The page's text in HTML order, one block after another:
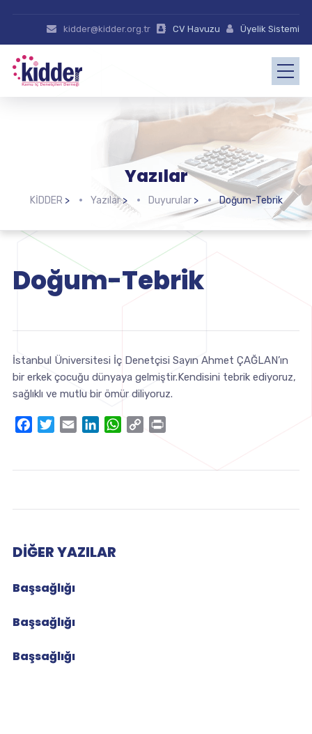
kidder@kidder.org.tr CV Havuzu Üyelik Sistemi
Yazılar
KİDDER > Yazılar> Duyurular> Doğum-Tebrik
Doğum-Tebrik
İstanbul Üniversitesi İç Denetçisi Sayın Ahmet ÇAĞLAN’ın
bir erkek çocuğu dünyaya gelmiştir.Kendisini tebrik ediyoruz,
sağlıklı ve mutlu bir ömür diliyoruz.
FacebookTwitter
Email LinkedInWhatsApp
Copy
DIĞER YAZILAR
Başsağlığı
Başsağlığı
Başsağlığı